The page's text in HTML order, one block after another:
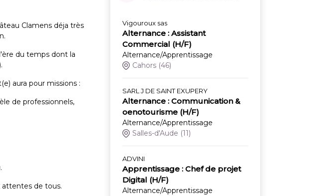
Clamens déja très
du temps dont la
aura pour missions :
de professionnels,
attentes de tous.
Vigouroux sas
Alternance : Assistant
Commercial (H/F)
Alternance/Apprentissage
Cahors (46)
SARL J DE SAINT EXUPERY
Alternance : Communication &
oenotourisme (H/F)
Alternance/Apprentissage
Salles-d'Aude (11)
ADVINI
Apprentissage : Chef de projet
Digital (H/F)
Alternance/Apprentissage